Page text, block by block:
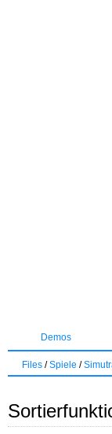
Demos
Files /Spiele /